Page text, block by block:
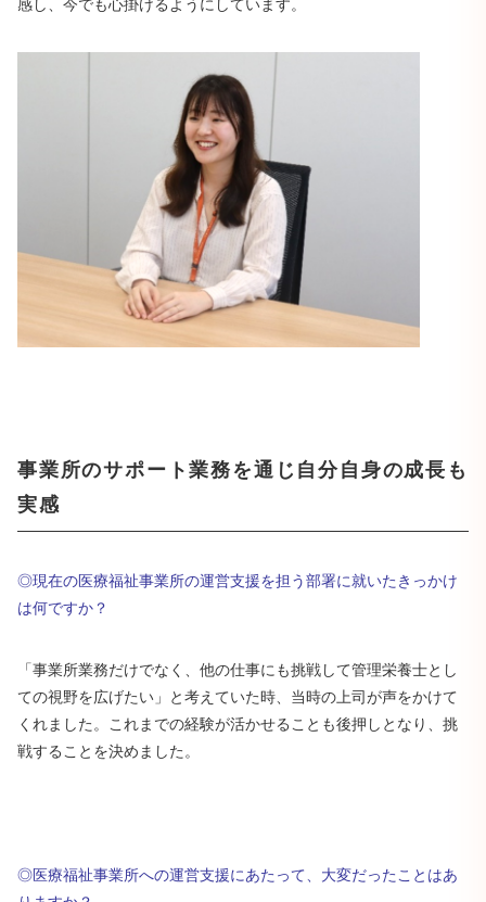
事業所のサポート業務を通じ自分自身の成長も
実感
◎現在の医療福祉事業所の運営支援を担う部署に就いたきっかけ
は何ですか？
「事業所業務だけでなく、他の仕事にも挑戦して管理栄養士とし
ての視野を広げたい」と考えていた時、当時の上司が声をかけて
くれました。これまでの経験が活かせることも後押しとなり、挑
戦することを決めました。
◎医療福祉事業所への運営支援にあたって、大変だったことはあ